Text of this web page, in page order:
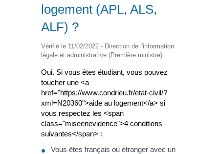
logement (APL, ALS,
ALF) ?
Vérifié le 11/02/2022 - Direction de l'information
légale et administrative (Première ministre)
Oui. Si vous êtes étudiant, vous pouvez
toucher une <a
href="https://www.condrieu.fr/etat-civil/?
xml=N20360">aide au logement</a> si
vous respectez les <span
class="miseenevidence">4 conditions
suivantes</span> :
Vous êtes français ou étranger avec un